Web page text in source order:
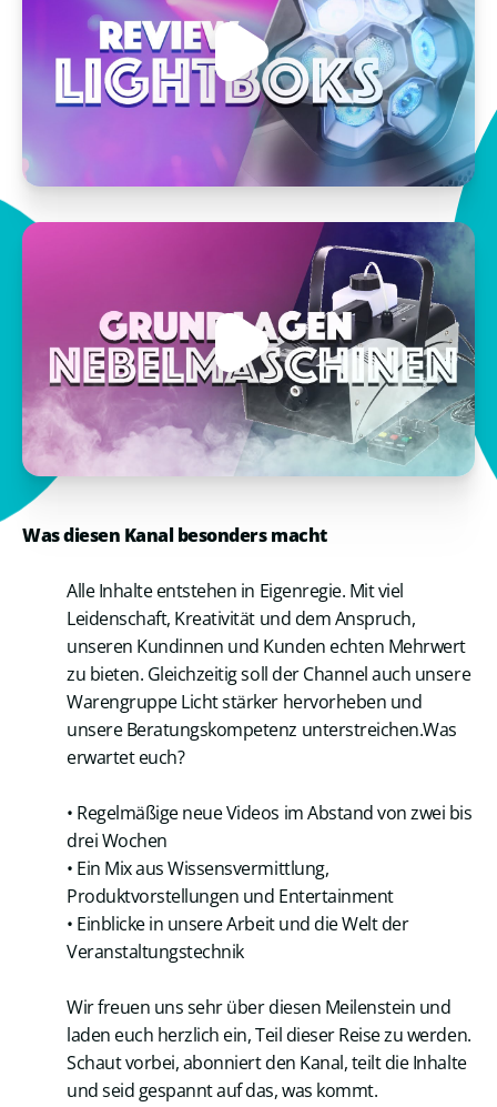
Was diesen Kanal besonders macht
Alle Inhalte entstehen in Eigenregie. Mit viel
Leidenschaft, Kreativität und dem Anspruch,
unseren Kundinnen und Kunden echten Mehrwert
zu bieten. Gleichzeitig soll der Channel auch unsere
Warengruppe Licht stärker hervorheben und
unsere Beratungskompetenz unterstreichen.Was
erwartet euch?
• Regelmäßige neue Videos im Abstand von zwei bis
drei Wochen
• Ein Mix aus Wissensvermittlung,
Produktvorstellungen und Entertainment
• Einblicke in unsere Arbeit und die Welt der
Veranstaltungstechnik
Wir freuen uns sehr über diesen Meilenstein und
laden euch herzlich ein, Teil dieser Reise zu werden.
Schaut vorbei, abonniert den Kanal, teilt die Inhalte
und seid gespannt auf das, was kommt.